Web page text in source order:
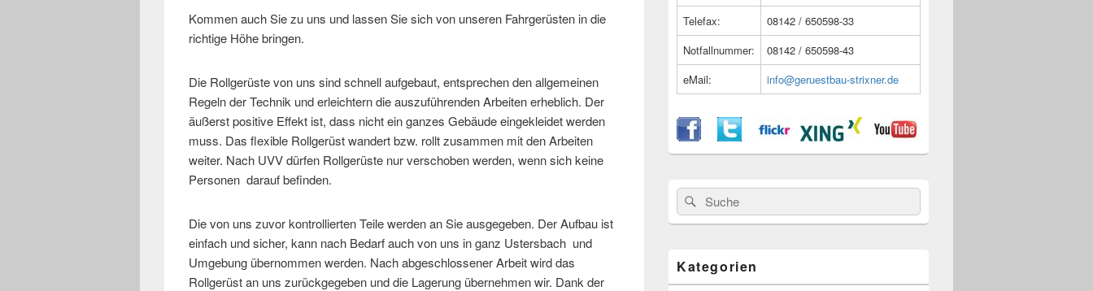
Kommen auch Sie zu uns und lassen Sie sich von unseren Fahrgerüsten in die
richtige Höhe bringen.
Die Rollgerüste von uns sind schnell aufgebaut, entsprechen den allgemeinen
Regeln der Technik und erleichtern die auszuführenden Arbeiten erheblich. Der
äußerst positive Effekt ist, dass nicht ein ganzes Gebäude eingekleidet werden
muss. Das flexible Rollgerüst wandert bzw. rollt zusammen mit den Arbeiten
weiter. Nach UVV dürfen Rollgerüste nur verschoben werden, wenn sich keine
Personen darauf befinden.
Die von uns zuvor kontrollierten Teile werden an Sie ausgegeben. Der Aufbau ist
einfach und sicher, kann nach Bedarf auch von uns in ganz Ustersbach und
Umgebung übernommen werden. Nach abgeschlossener Arbeit wird das
Rollgerüst an uns zurückgegeben und die Lagerung übernehmen wir. Dank der
Telefax:
08142 / 650598-33
Notfallnummer:
08142 / 650598-43
eMail:
info@geruestbau-strixner.de
Suche
nach:
Kategorien